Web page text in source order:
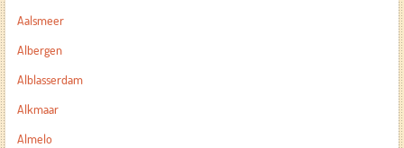
Aalsmeer
Albergen
Alblasserdam
Alkmaar
Almelo